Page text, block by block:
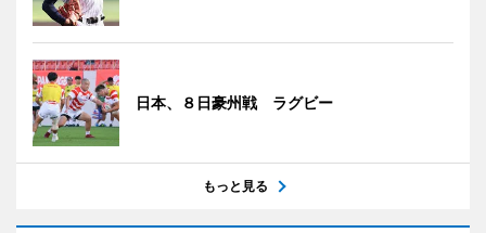
日本、８日豪州戦 ラグビー
もっと見る